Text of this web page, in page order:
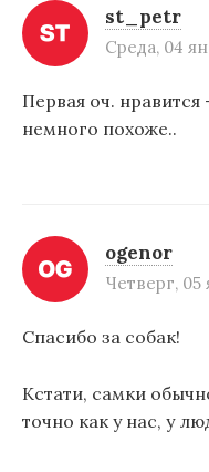
st_petr
Среда, 04
Первая оч.
немного похоже..
ogenor
Четверг, 05
Спасибо за собак!
Кстати, самки
точно как у нас, у